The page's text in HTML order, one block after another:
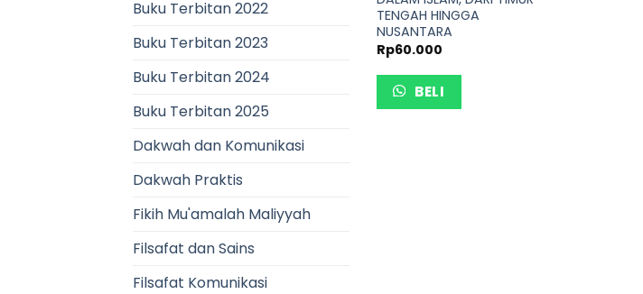
Buku Terbitan 2022
Buku Terbitan 2023
Buku Terbitan 2024
Buku Terbitan 2025
Dakwah dan Komunikasi
Dakwah Praktis
Fikih Mu'amalah Maliyyah
Filsafat dan Sains
Filsafat Komunikasi
TENGAH HINGGA
NUSANTARA
Rp60.000
BELI